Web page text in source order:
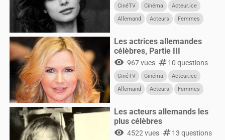
CinéTV Cinéma
Acteur.ice
Allemand
Acteurs Femmes
Les actrices allemandes
célèbres, Partie III
visibility 967 vues numbers10 questions
CinéTV Cinéma
Acteur.ice
Allemand
Acteurs Femmes
Les acteurs allemands les
plus célèbres
visibility 4522 vues numbers13 questions